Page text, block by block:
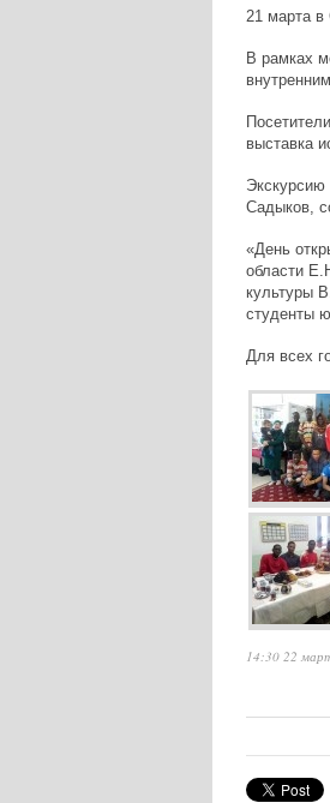
21 марта в
В рамках
выставка
Садыков,
«День
области
культуры
студенты
Для всех
14:30 22